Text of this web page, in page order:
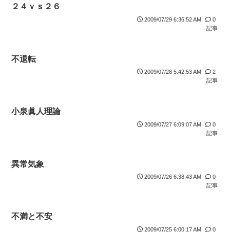
２４ｖｓ２６
2009/07/29 6:36:52 AM
0
記事
不退転
2009/07/28 5:42:53 AM
2
記事
小泉眞人理論
2009/07/27 6:09:07 AM
0
記事
異常気象
2009/07/26 6:38:43 AM
0
記事
不満と不安
2009/07/25 6:00:17 AM
0